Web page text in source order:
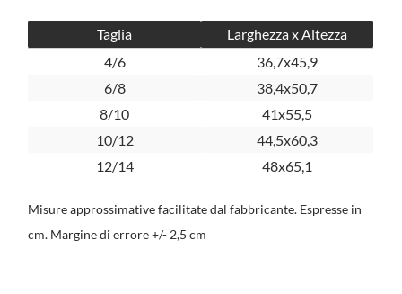
Taglia
Larghezza x Altezza
4/6
36,7x45,9
6/8
38,4x50,7
8/10
41x55,5
10/12
44,5x60,3
12/14
48x65,1
Misure approssimative facilitate dal fabbricante. Espresse in
cm. Margine di errore +/- 2,5 cm